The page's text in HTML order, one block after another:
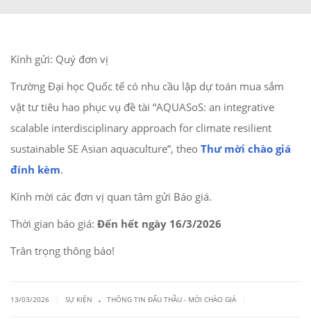
Kính gửi: Quý đơn vị
Trường Đại học Quốc tế có nhu cầu lập dự toán mua sắm
vật tư tiêu hao phục vụ đề tài “AQUASoS: an integrative
scalable interdisciplinary approach for climate resilient
sustainable SE Asian aquaculture”, theo Thư mời chào giá
đính kèm.
Kính mời các đơn vị quan tâm gửi Báo giá.
Thời gian báo giá: Đến hết ngày 16/3/2026
Trân trọng thông báo!
13/03/2026 SỰ KIỆN . THÔNG TIN ĐẤU THẦU - MỜI CHÀO GIÁ